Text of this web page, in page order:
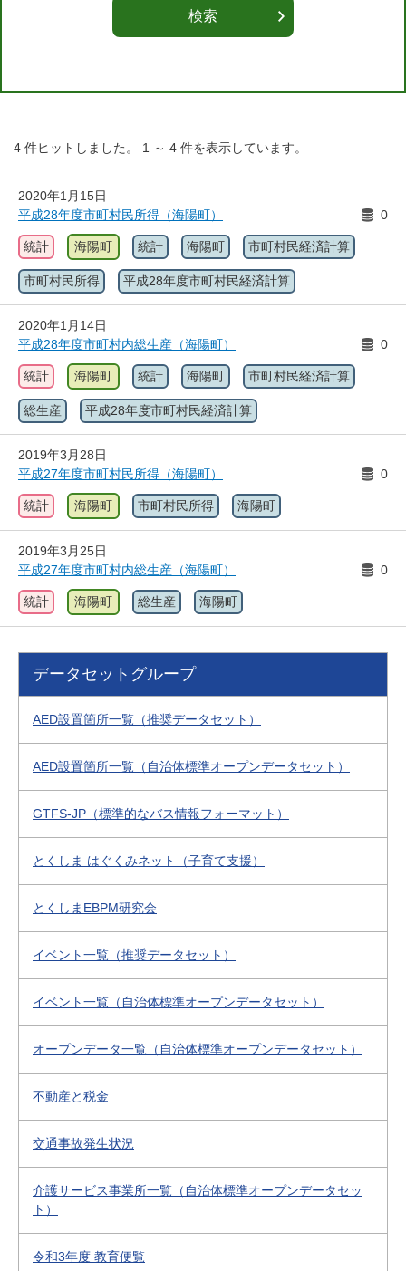
4 件ヒットしました。 1 ～ 4 件を表示しています。
2020年1月15日
平成28年度市町村民所得（海陽町）
0
統計 海陽町 統計 海陽町 市町村民経済計算
市町村民所得 平成28年度市町村民経済計算
2020年1月14日
平成28年度市町村内総生産（海陽町）
0
統計 海陽町 統計 海陽町 市町村民経済計算
総生産 平成28年度市町村民経済計算
2019年3月28日
平成27年度市町村民所得（海陽町）
0
統計 海陽町 市町村民所得 海陽町
2019年3月25日
平成27年度市町村内総生産（海陽町）
0
統計 海陽町 総生産 海陽町
データセットグループ
AED設置箇所一覧（推奨データセット）
AED設置箇所一覧（自治体標準オープンデータセット）
GTFS-JP（標準的なバス情報フォーマット）
とくしま はぐくみネット（子育て支援）
とくしまEBPM研究会
イベント一覧（推奨データセット）
イベント一覧（自治体標準オープンデータセット）
オープンデータ一覧（自治体標準オープンデータセット）
不動産と税金
交通事故発生状況
介護サービス事業所一覧（自治体標準オープンデータセッ
ト）
令和3年度 教育便覧